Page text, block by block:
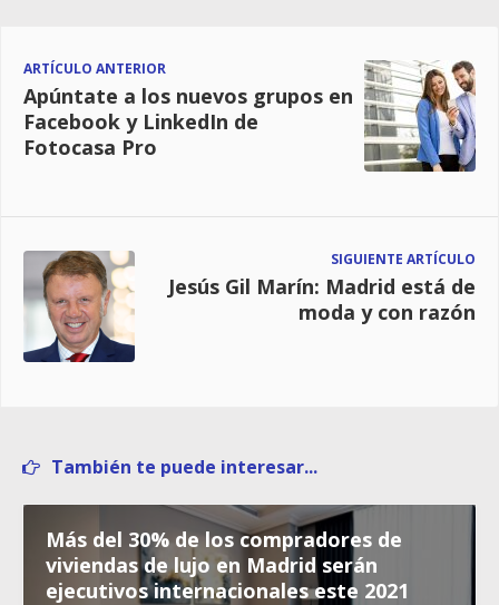
ARTÍCULO ANTERIOR
Apúntate a los nuevos grupos en
Facebook y LinkedIn de
Fotocasa Pro
SIGUIENTE ARTÍCULO
Jesús Gil Marín: Madrid está de
moda y con razón
También te puede interesar...
Más del 30% de los compradores de
viviendas de lujo en Madrid serán
ejecutivos internacionales este 2021